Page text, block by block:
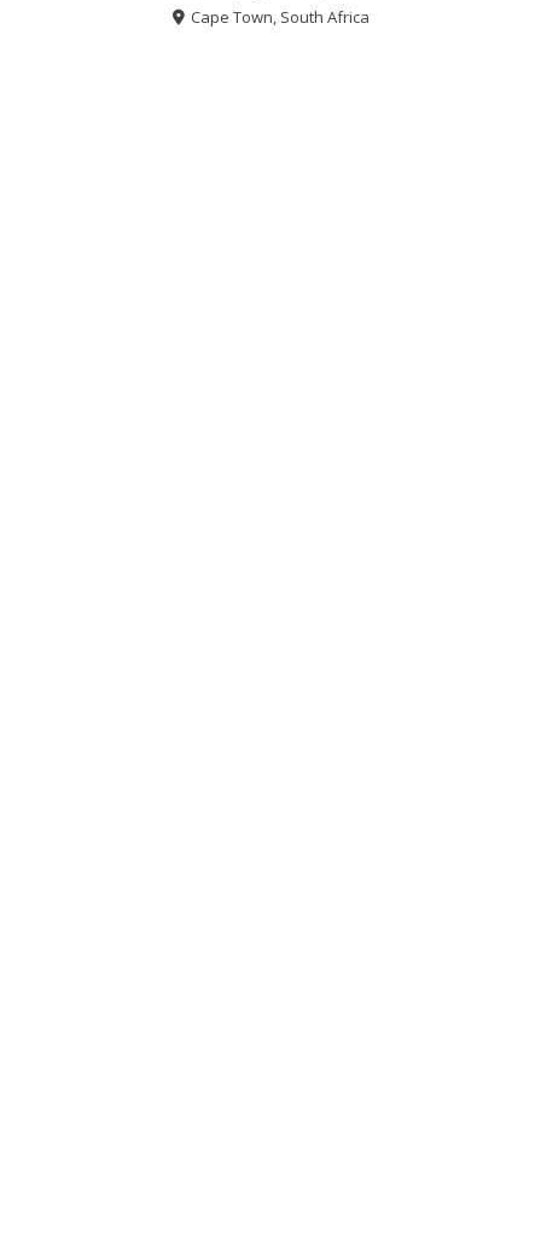
Cape Town, South Africa